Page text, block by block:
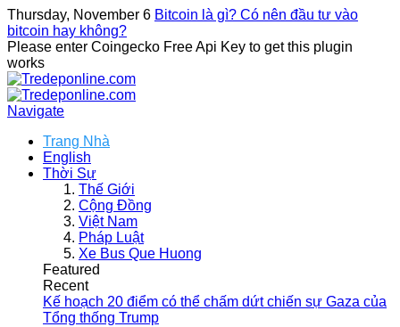
Thursday, November 6 Bitcoin là gì? Có nên đầu tư vào
bitcoin hay không?
Please enter Coingecko Free Api Key to get this plugin
works
Navigate
Trang Nhà
English
Thời Sự
Thế Giới
Cộng Đồng
Việt Nam
Pháp Luật
Xe Bus Que Huong
Featured
Recent
Kế hoạch 20 điểm có thể chấm dứt chiến sự Gaza của
Tổng thống Trump